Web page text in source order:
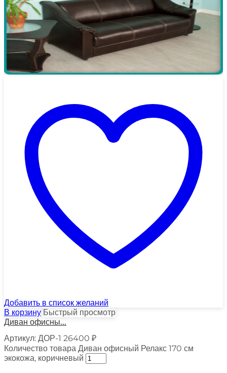
Добавить в список желаний
В корзину Быстрый просмотр
Диван офисны...
Артикул: ДОР-1 26400 ₽
Количество товара Диван офисный Релакс 170 см
экокожа, коричневый